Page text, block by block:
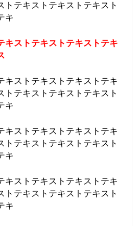
トテキストテキストテキスト
キ
キストテキストテキストテキ
キストテキストテキストテキ
トテキストテキストテキスト
キ
キストテキストテキストテキ
トテキストテキストテキスト
キ
キストテキストテキストテキ
トテキストテキストテキスト
キ